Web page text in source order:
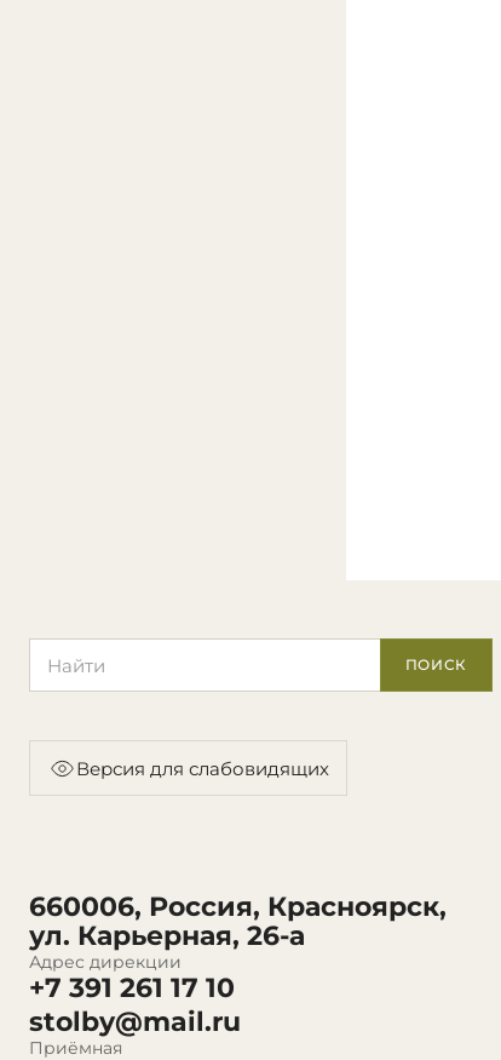
ПОИСК
Версия для слабовидящих
660006, Россия, Красноярск,
ул. Карьерная, 26-а
Адрес дирекции
+7 391 261 17 10
stolby@mail.ru
Приёмная